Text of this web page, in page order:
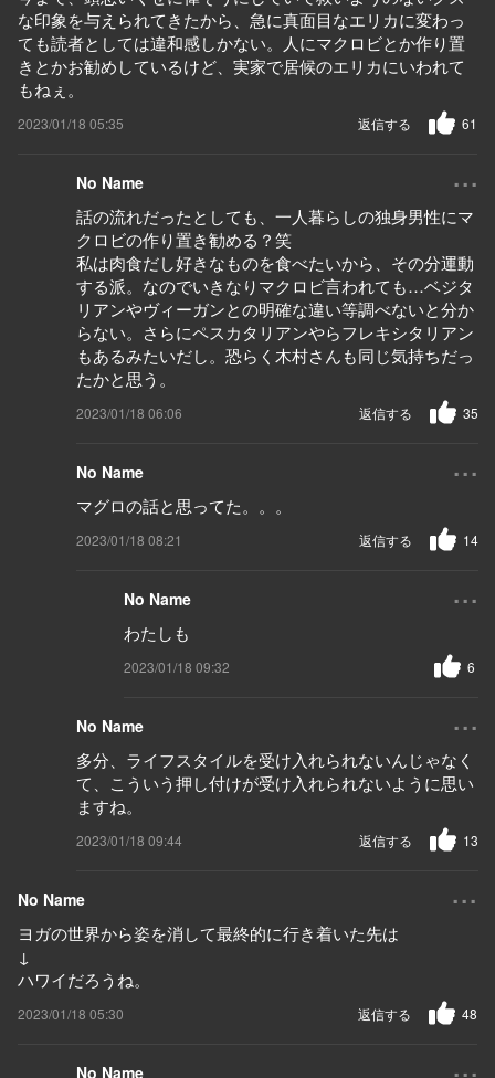
な印象を与えられてきたから、急に真面目なエリカに変わっ
ても読者としては違和感しかない。人にマクロビとか作り置
きとかお勧めしているけど、実家で居候のエリカにいわれて
もねぇ。
2023/01/18 05:35 61
返信する
No Name ...
話の流れだったとしても、一人暮らしの独身男性にマ
クロビの作り置き勧める？笑
私は肉食だし好きなものを食べたいから、その分運動
する派。なのでいきなりマクロビ言われても…ベジタ
リアンやヴィーガンとの明確な違い等調べないと分か
らない。さらにペスカタリアンやらフレキシタリアン
もあるみたいだし。恐らく木村さんも同じ気持ちだっ
たかと思う。
2023/01/18 06:06 35
返信する
No Name ...
マグロの話と思ってた。。。
2023/01/18 08:21 14
返信する
No Name ...
わたしも
2023/01/18 09:32 6
No Name ...
多分、ライフスタイルを受け入れられないんじゃなく
て、こういう押し付けが受け入れられないように思い
ますね。
2023/01/18 09:44 13
返信する
No Name ...
ヨガの世界から姿を消して最終的に行き着いた先は
↓
ハワイだろうね。
2023/01/18 05:30 48
返信する
No Name ...